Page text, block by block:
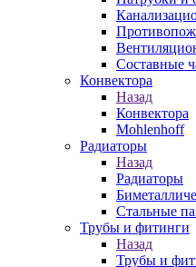
Составные
Конвектора
Назад
Конвектора
Mohlenhoff
Радиаторы
Назад
Радиаторы
Стальные
Трубы и фитинги
Назад
Трубы и